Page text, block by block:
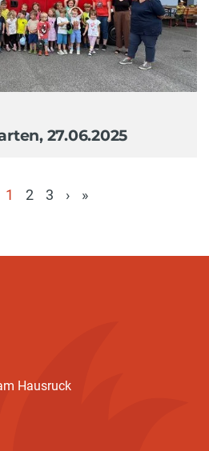
27.06.2025
1
2 3 › »
Hausruck